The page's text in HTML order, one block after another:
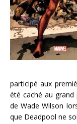
participé aux
été caché au grand
de Wade Wilson
que Deadpool ne